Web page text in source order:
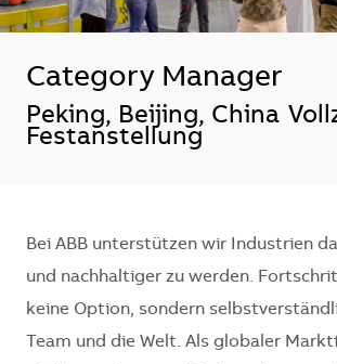
Category Manager
Standort
Peking, Beijing, China
Festanstellung
Bei ABB unterstützen wir Industrien
und nachhaltiger zu werden.
keine Option, sondern
Team und die Welt. Als globaler